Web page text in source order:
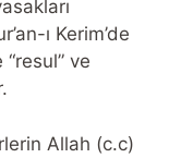
ı Kerim’de
ve
Allah (c.c)